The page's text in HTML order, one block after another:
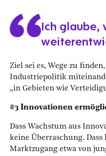
Ich glaube,
Ziel sei es, Wege zu
Industriepolitik
„in Gebieten wie
#3 Innovationen
Dass Wachstum aus
keine Überraschung.
Marktzugang etwa von